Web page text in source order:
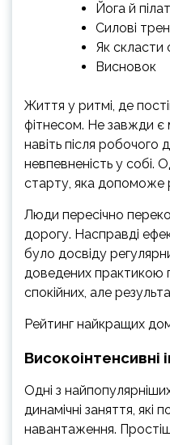
Йога й
Силові
Як скласти
Висновок
Життя у ритмі, де
фітнесом. Не завжди є
навіть після робочого
невпевненість у
старту, яка допоможе
Люди пересічно
дорогу. Насправді
було досвіду
доведених практикою
спокійних, але
Рейтинг найкращих
Одні з
динамічні заняття,
навантаження.